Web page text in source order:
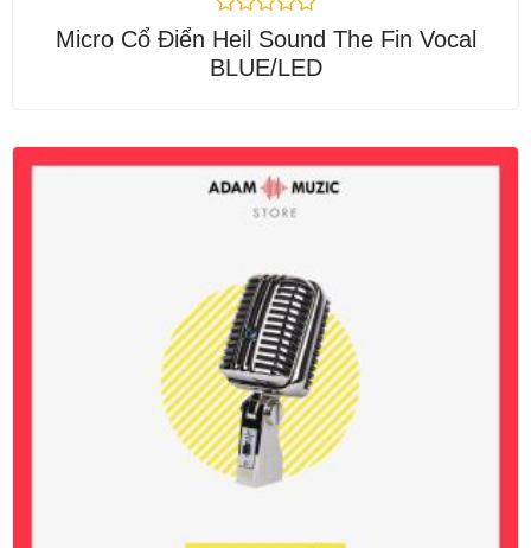
Được
xếp
hạng
Micro Cổ Điển Heil Sound The Fin Vocal
BLUE/LED